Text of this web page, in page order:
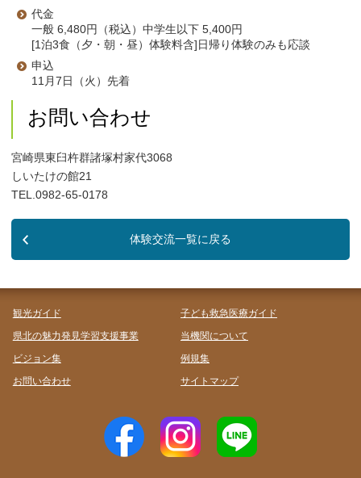
代金
一般 6,480円（税込）中学生以下 5,400円
[1泊3食（夕・朝・昼）体験料含]日帰り体験のみも応談
申込
11月7日（火）先着
お問い合わせ
宮崎県東臼杵群諸塚村家代3068
しいたけの館21
TEL.0982-65-0178
体験交流一覧に戻る
観光ガイド
子ども救急医療ガイド
県北の魅力発見学習支援事業
当機関について
ビジョン集
例規集
お問い合わせ
サイトマップ